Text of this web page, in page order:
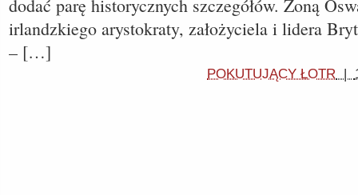
dodać parę historycznych szczegółów. Żoną
irlandzkiego arystokraty, założyciela i lidera
– […]
POKUTUJĄCY ŁOTR |